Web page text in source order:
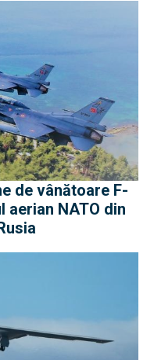
de vânătoare F-
aerian NATO din